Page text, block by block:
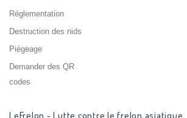
Réglementation
Destruction des nids
Piégeage
Demander des QR
codes
LeFrelon - Lutte contre le frelon asiatique